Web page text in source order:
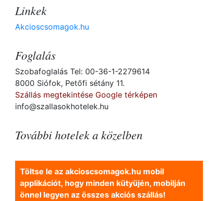
Linkek
Akcioscsomagok.hu
Foglalás
Szobafoglalás Tel: 00-36-1-2279614
8000 Siófok, Petőfi sétány 11.
Szállás megtekintése Google térképen
info@szallasokhotelek.hu
További hotelek a közelben
Töltse le az akcioscsomagok.hu mobil
applikációt, hogy minden kütyüjén, mobilján
önnel legyen az összes akciós szállás!